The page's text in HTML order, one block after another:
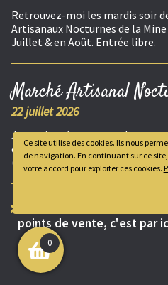
Retrouvez-moi les mardis soir
Artisanaux Nocturnes de la
Juillet & en Août. Entrée libre.
Marché Artisanal
22 juillet 2026
Je serais présente tous les
de 17h30 à 23h aux Marchés
(56). Entrée libre.
Pour connaître toutes les
points de vente, c'est par
0
Ce site utilise des cookies. Ils nous
de navigation. En continuant sur ce
votre accord pour exploiter ces cookies.